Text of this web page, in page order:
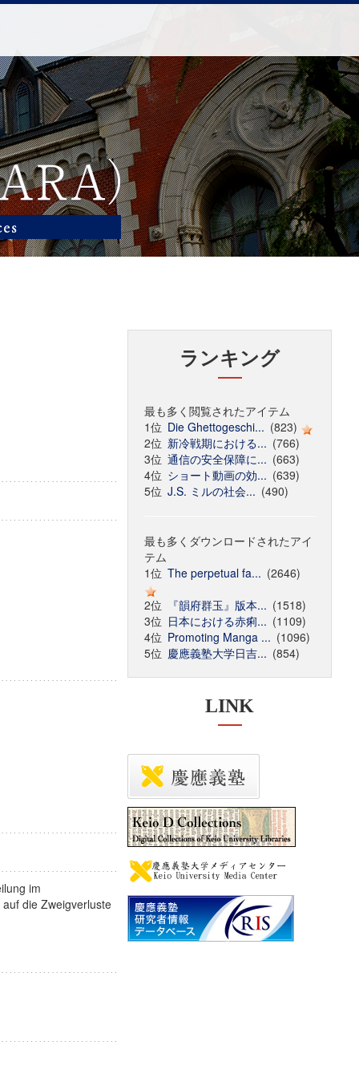
im
die Zweigverluste
ランキング
最も多く閲覧されたアイテム
1位 Die Ghettogeschi... (823)
2位 新冷戦期における... (766)
3位 通信の安全保障に... (663)
4位 ショート動画の効... (639)
5位 J.S. ミルの社会... (490)
最も多くダウンロードされたアイ
テム
1位 The perpetual fa... (2646)
2位
『韻府群玉』版本... (1518)
3位 日本における赤痢... (1109)
4位 Promoting Manga ... (1096)
5位 慶應義塾大学日吉... (854)
LINK